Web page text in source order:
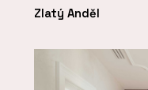
Zlatý Anděl